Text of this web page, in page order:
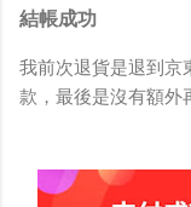
結帳成功
我前次退貨是退到京
款，最後是沒有額外